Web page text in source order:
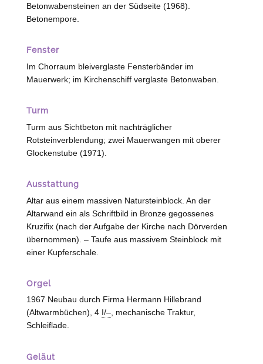
Betonwabensteinen an der Südseite (1968).
Betonempore.
Fenster
Im Chorraum bleiverglaste Fensterbänder im
Mauerwerk; im Kirchenschiff verglaste Betonwaben.
Turm
Turm aus Sichtbeton mit nachträglicher
Rotsteinverblendung; zwei Mauerwangen mit oberer
Glockenstube (1971).
Ausstattung
Altar aus einem massiven Natursteinblock. An der
Altarwand ein als Schriftbild in Bronze gegossenes
Kruzifix (nach der Aufgabe der Kirche nach Dörverden
übernommen). – Taufe aus massivem Steinblock mit
einer Kupferschale.
Orgel
1967 Neubau durch Firma Hermann Hillebrand
(Altwarmbüchen), 4 I/–, mechanische Traktur,
Schleiflade.
Geläut